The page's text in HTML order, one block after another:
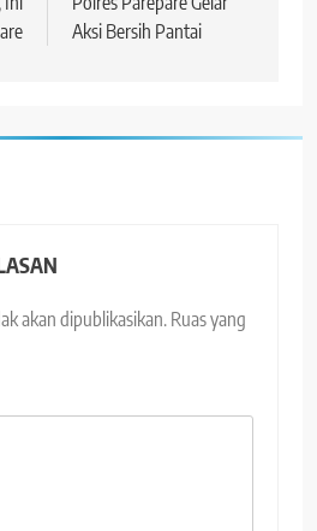
Aksi Bersih Pantai
akan dipublikasikan. Ruas yang